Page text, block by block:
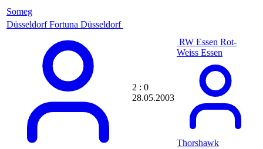
Dani1900
dani21071990
daniel
daniel13
daniel1307
daniel1967
daniel2904
Daniel Conen
danielfcm
Daniel Flege
danieljohncena
Someg
Düsseldorf Fortuna Düsseldorf
2 : 0
28.05.2003
RW Essen Rot-
Weiss Essen
Thorshawk